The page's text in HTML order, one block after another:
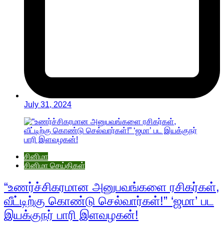
July 31, 2024
சினிமா
சினிமா செய்திகள்
“உணர்ச்சிகரமான அனுபவங்களை ரசிகர்கள்,
வீட்டிற்கு கொண்டு செல்வார்கள்!” ‘ஜமா’ பட
இயக்குநர் பாரி இளவழகன்!